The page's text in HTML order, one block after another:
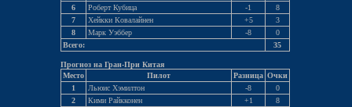
6
Роберт Кубица -1
8
7
Хейкки Ковалайнен +5
3
8
Марк Уэббер -8
0
Всего:
35
Прогноз на Гран-При Китая
Место
Пилот Разница Очки
1
Льюис Хэмилтон -8
0
2
Кими Райкконен +1
8